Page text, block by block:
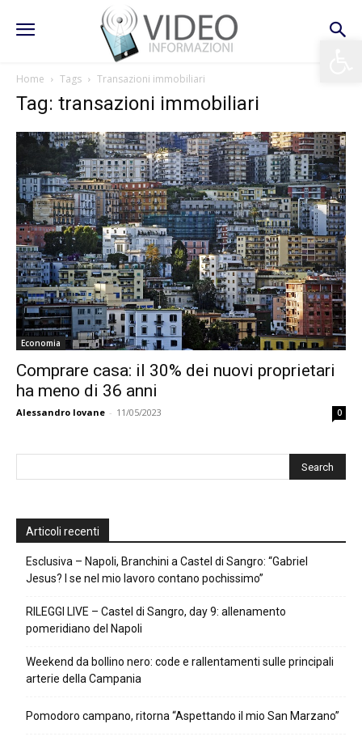
Home Tags Transazioni immobiliari
Tag: transazioni immobiliari
Economia
Comprare casa: il 30% dei nuovi proprietari
ha meno di 36 anni
Alessandro Iovane - 11/05/2023 0
Articoli recenti
Esclusiva – Napoli, Branchini a Castel di Sangro: “Gabriel
Jesus? I se nel mio lavoro contano pochissimo”
RILEGGI LIVE – Castel di Sangro, day 9: allenamento
pomeridiano del Napoli
Weekend da bollino nero: code e rallentamenti sulle principali
arterie della Campania
Pomodoro campano, ritorna “Aspettando il mio San Marzano”